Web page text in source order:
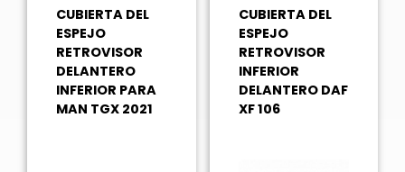
CUBIERTA DEL
ESPEJO
RETROVISOR
DELANTERO
INFERIOR PARA
MAN TGX 2021
CUBIERTA DEL
ESPEJO
RETROVISOR
INFERIOR
DELANTERO DAF
XF 106